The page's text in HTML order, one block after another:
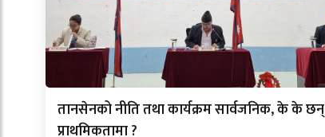
तानसेनको नीति तथा कार्यक्रम सार्वजनिक, के के छन्
प्राथमिकतामा ?